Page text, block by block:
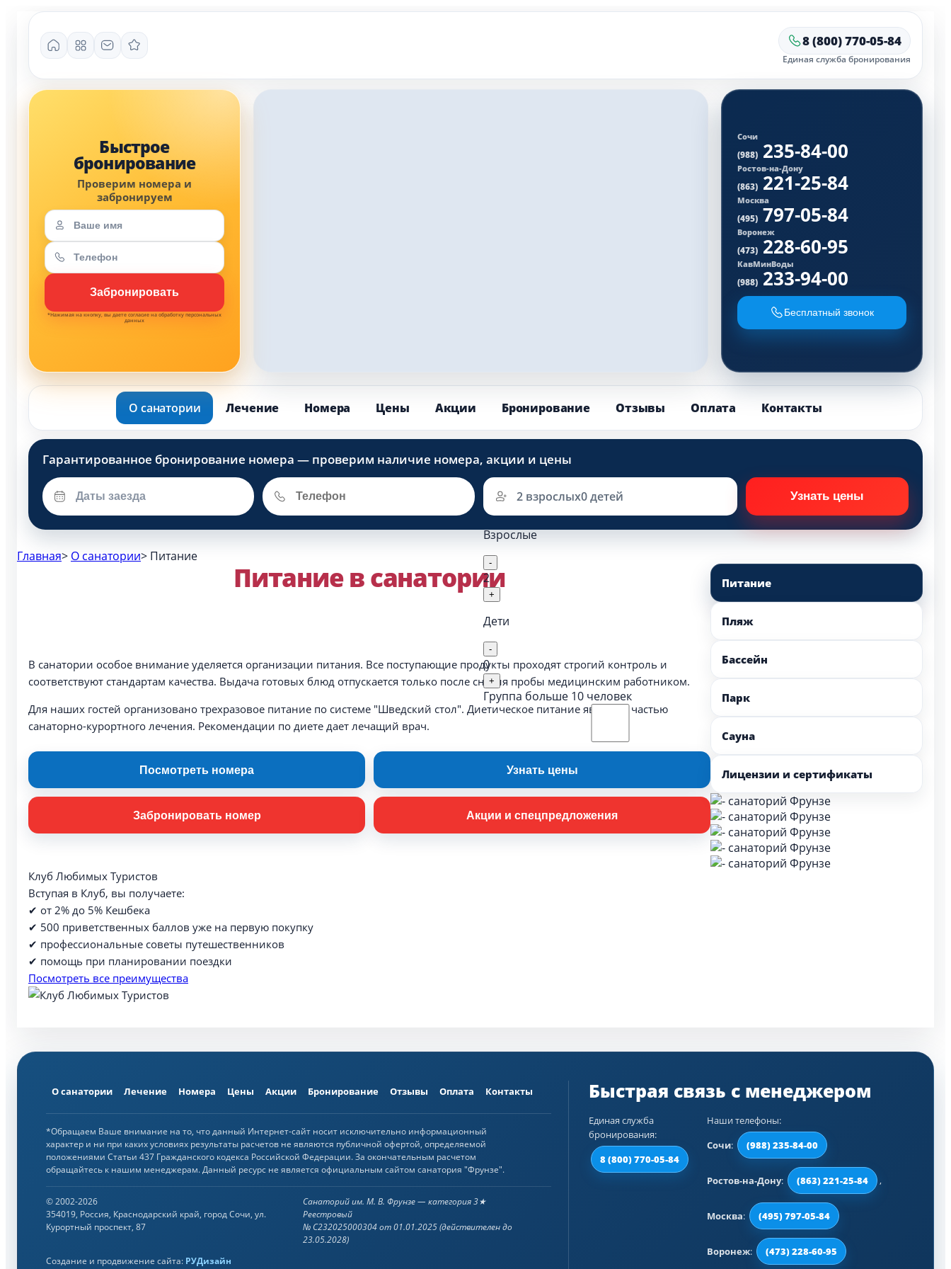
8 (800) 770-05-84
Единая служба бронирования
*Нажимая на кнопку, вы даете согласие на обработку персональных
данных
Сочи
(988) 235-84-00
Ростов-на-Дону
(863) 221-25-84
Москва
(495) 797-05-84
Воронеж
(473) 228-60-95
КавМинВоды
(988) 233-94-00
Бесплатный звонок
О санатории Лечение Номера Цены Акции Бронирование Отзывы Оплата Контакты
2 взрослых0 детей
Взрослые
-
2
+
Дети
-
0
+
Группа больше 10 человек
Главная> О санатории> Питание
Питание в санатории
В санатории особое внимание уделяется организации питания. Все поступающие продукты проходят строгий контроль и
соответствуют стандартам качества. Выдача готовых блюд отпускается только после снятия пробы медицинским работником.
Для наших гостей организовано трехразовое питание по системе "Шведский стол". Диетическое питание является частью
санаторно-курортного лечения. Рекомендации по диете дает лечащий врач.
Посмотреть номера Узнать цены
Забронировать номер Акции и спецпредложения
Клуб Любимых Туристов
Вступая в Клуб, вы получаете:
✔ от 2% до 5% Кешбека
✔ 500 приветственных баллов уже на первую покупку
✔ профессиональные советы путешественников
✔ помощь при планировании поездки
Посмотреть все преимущества
Питание
Пляж
Бассейн
Парк
Сауна
Лицензии и сертификаты
О санатории Лечение Номера Цены Акции Бронирование Отзывы Оплата Контакты
*Обращаем Ваше внимание на то, что данный Интернет-сайт носит исключительно информационный
характер и ни при каких условиях результаты расчетов не являются публичной офертой, определяемой
положениями Статьи 437 Гражданского кодекса Российской Федерации. За окончательным расчетом
обращайтесь к нашим менеджерам. Данный ресурс не является официальным сайтом санатория "Фрунзе".
© 2002-2026
354019, Россия, Краснодарский край, город Сочи, ул.
Курортный проспект, 87
Санаторий им. М. В. Фрунзе — категория 3★
Реестровый
№ С232025000304 от 01.01.2025 (действителен до
23.05.2028)
Создание и продвижение сайта: РУДизайн
Единая служба
бронирования:
8 (800) 770-05-84
Наши телефоны:
Сочи: (988) 235-84-00
Ростов-на-Дону: (863) 221-25-84 ,
Москва: (495) 797-05-84
Воронеж: (473) 228-60-95